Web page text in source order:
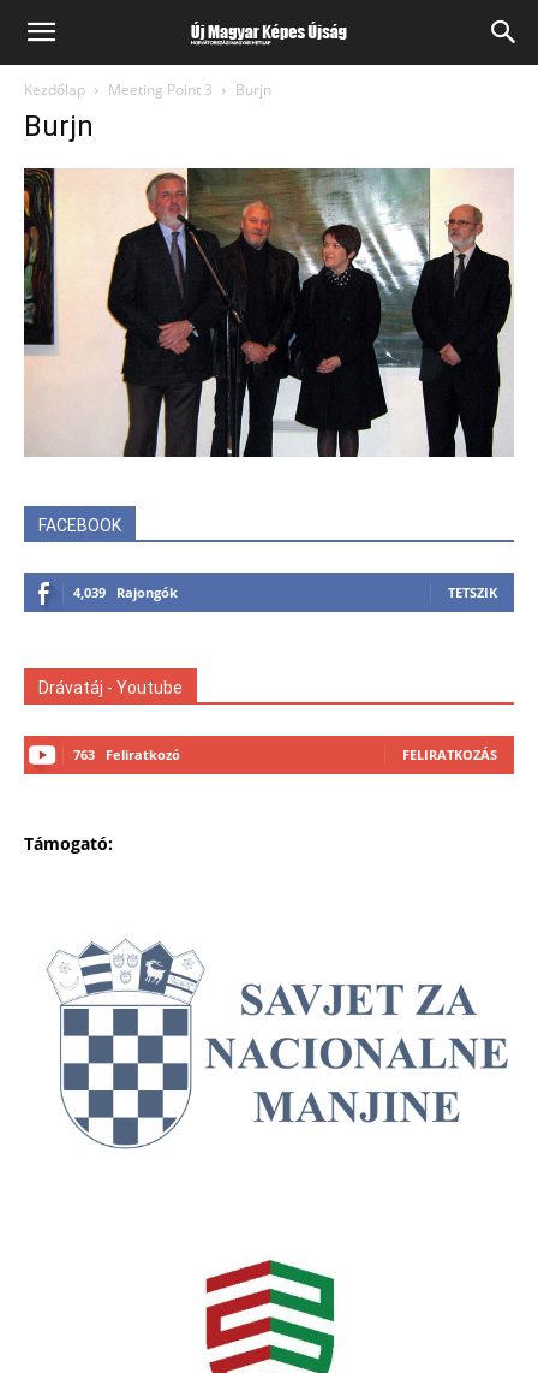
Kezdőlap Meeting Point 3 Burjn
Burjn
FACEBOOK
4,039 Rajongók TETSZIK
Drávatáj - Youtube
763 Feliratkozó FELIRATKOZÁS
Támogató: